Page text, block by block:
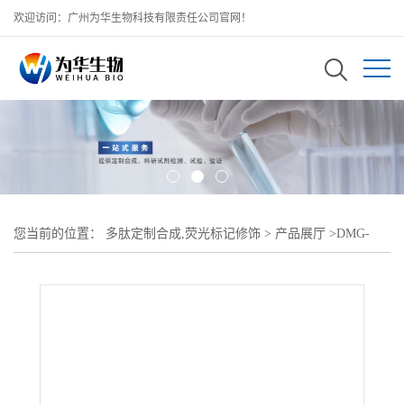
欢迎访问：广州为华生物科技有限责任公司官网！
您当前的位置： 多肽定制合成,荧光标记修饰 > 产品展厅 >DMG-